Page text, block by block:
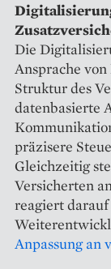
Die
Ansprache
Struktur des
datenbasierte
präzisere
Gleichzeitig
Versicherten
reagiert
Anpassung an